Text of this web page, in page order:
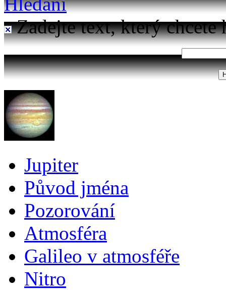
Zadejte text, který chcete
Jupiter
Původ jména
Pozorování
Atmosféra
Galileo v atmosféře
Nitro